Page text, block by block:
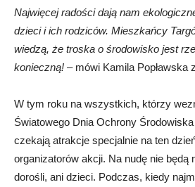
Najwięcej radości dają nam
dzieci i ich rodziców. Mieszkańcy
wiedzą, że troska o środowisko jest
konieczną! –mówi Kamila Popławska
W tym roku na wszystkich, którzy
Światowego Dnia Ochrony
czekają atrakcje specjalnie na ten
organizatorów akcji. Na nudę nie będą
dorośli, ani dzieci. Podczas, kiedy